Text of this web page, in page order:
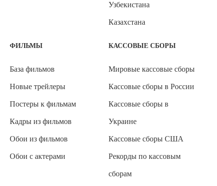
Узбекистана
Казахстана
ФИЛЬМЫ
База фильмов
Новые трейлеры
Постеры к фильмам
Кадры из фильмов
Обои из фильмов
Обои с актерами
КАССОВЫЕ СБОРЫ
Мировые кассовые сборы
Кассовые сборы в России
Кассовые сборы в
Украине
Кассовые сборы США
Рекорды по кассовым
сборам